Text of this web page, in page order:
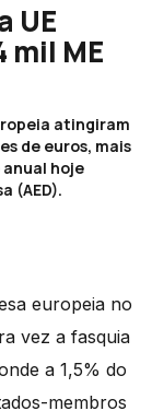
UE
mil ME
atingiram
de euros, mais
hoje
(AED).
europeia no
vez a fasquia
a 1,5% do
membros